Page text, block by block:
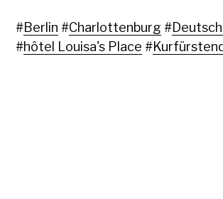
#Berlin #Charlottenburg #
#hôtel Louisa's Place #